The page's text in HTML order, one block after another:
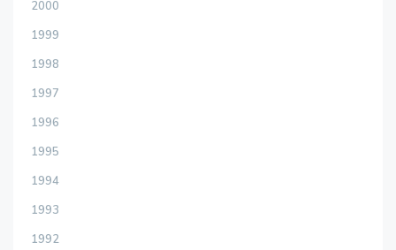
2000
1999
1998
1997
1996
1995
1994
1993
1992